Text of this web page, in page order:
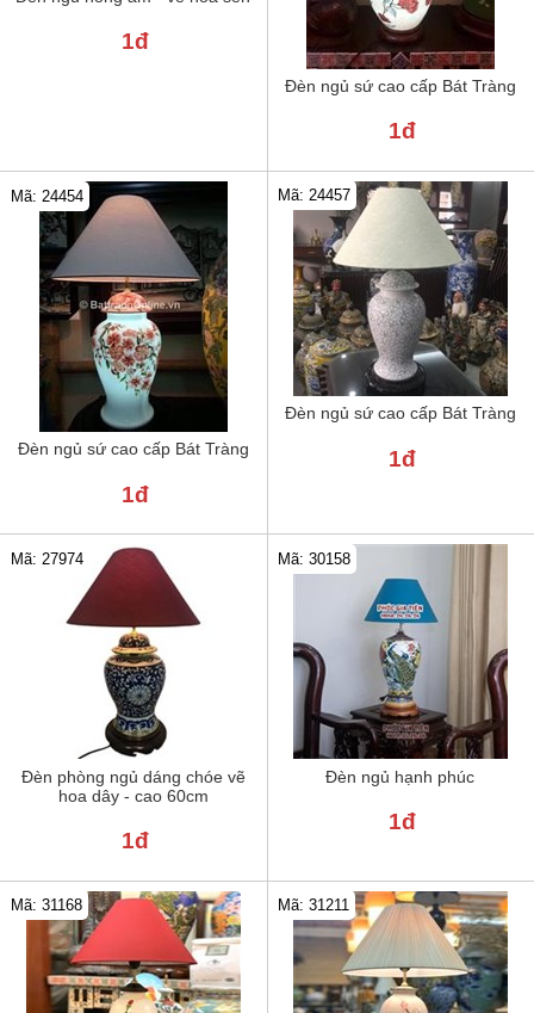
1đ
Đèn ngủ sứ cao cấp Bát Tràng
1đ
Đèn ngủ sứ cao cấp Bát Tràng
Mã: 24454
1đ
Đèn ngủ sứ cao cấp Bát Tràng
Mã: 24457
1đ
Đèn phòng ngủ dáng chóe vẽ
hoa dây - cao 60cm
Mã: 27974
1đ
Đèn ngủ hạnh phúc
Mã: 30158
1đ
Mã: 31168 Mã: 31211